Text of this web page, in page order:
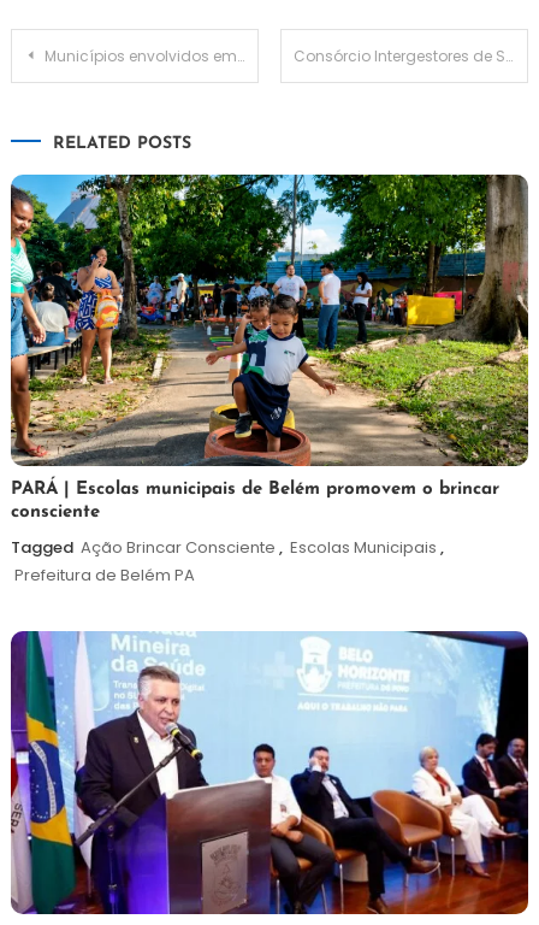
Navegação
Municípios envolvidos em litígio discutem ações para permanecer no Ceará Consórcio Intergestores de Saúde discute implantação do SAMU Regional
RELATED POSTS
26
de
maio
de
Maurilio
PARÁ | Escolas municipais de Belém promovem o brincar
consciente
Tagged Ação Brincar Consciente , Escolas Municipais ,
Prefeitura de Belém PA